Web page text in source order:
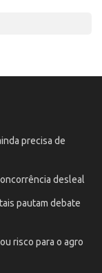
precisa de
desleal
pautam debate
risco para o agro